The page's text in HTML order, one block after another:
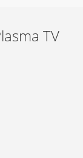
TV